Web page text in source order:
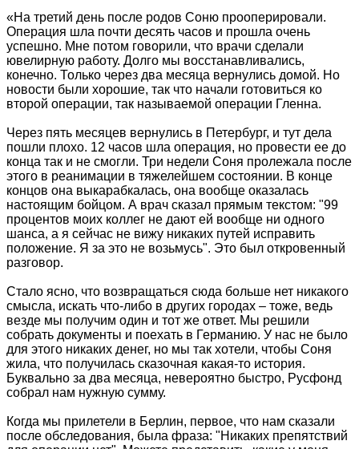
«На третий день после родов Соню прооперировали.
Операция шла почти десять часов и прошла очень
успешно. Мне потом говорили, что врачи сделали
ювелирную работу. Долго мы восстанавливались,
конечно. Только через два месяца вернулись домой. Но
новости были хорошие, так что начали готовиться ко
второй операции, так называемой операции Гленна.
Через пять месяцев вернулись в Петербург, и тут дела
пошли плохо. 12 часов шла операция, но провести ее до
конца так и не смогли. Три недели Соня пролежала после
этого в реанимации в тяжелейшем состоянии. В конце
концов она выкарабкалась, она вообще оказалась
настоящим бойцом. А врач сказал прямым текстом: "99
процентов моих коллег не дают ей вообще ни одного
шанса, а я сейчас не вижу никаких путей исправить
положение. Я за это не возьмусь". Это был откровенный
разговор.
Стало ясно, что возвращаться сюда больше нет никакого
смысла, искать что-либо в других городах – тоже, ведь
везде мы получим один и тот же ответ. Мы решили
собрать документы и поехать в Германию. У нас не было
для этого никаких денег, но мы так хотели, чтобы Соня
жила, что получилась сказочная какая-то история.
Буквально за два месяца, невероятно быстро, Русфонд
собрал нам нужную сумму.
Когда мы прилетели в Берлин, первое, что нам сказали
после обследования, была фраза: "Никаких препятствий